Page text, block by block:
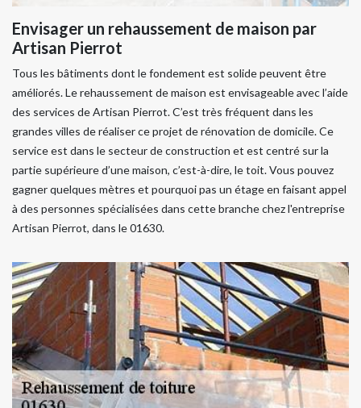
Envisager un rehaussement de maison par
Artisan Pierrot
Tous les bâtiments dont le fondement est solide peuvent être
améliorés. Le rehaussement de maison est envisageable avec l’aide
des services de Artisan Pierrot. C’est très fréquent dans les
grandes villes de réaliser ce projet de rénovation de domicile. Ce
service est dans le secteur de construction et est centré sur la
partie supérieure d’une maison, c’est-à-dire, le toit. Vous pouvez
gagner quelques mètres et pourquoi pas un étage en faisant appel
à des personnes spécialisées dans cette branche chez l'entreprise
Artisan Pierrot, dans le 01630.